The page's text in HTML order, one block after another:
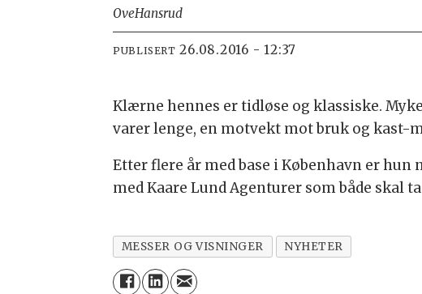
OveHansrud
PUBLISERT 26.08.2016 - 12:37
Klærne hennes er tidløse og klassiske.
varer lenge, en motvekt mot bruk og kast-
Etter flere år med base i København er
med Kaare Lund Agenturer som både skal
MESSER OG VISNINGER NYHETER